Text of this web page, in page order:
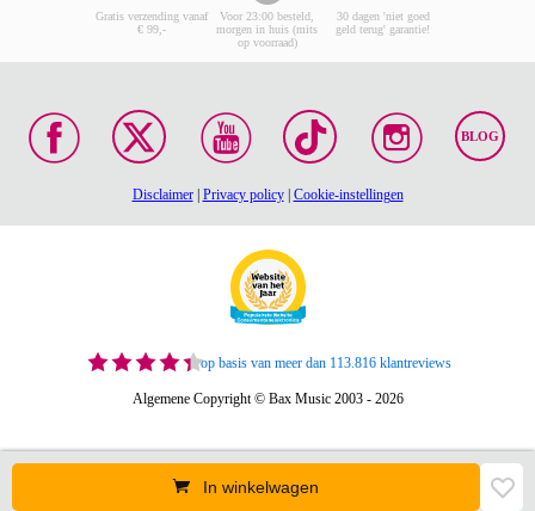
In winkelwagen
Gratis verzending vanaf
€ 99,-
Voor 23:00 besteld,
morgen in huis (mits
op voorraad)
30 dagen 'niet goed
geld terug' garantie!
BLOG
Disclaimer| Privacy policy| Cookie-instellingen
op basis van meer dan 113.816 klantreviews
Algemene Copyright © Bax Music 2003 - 2026